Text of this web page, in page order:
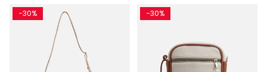
-30% -30%